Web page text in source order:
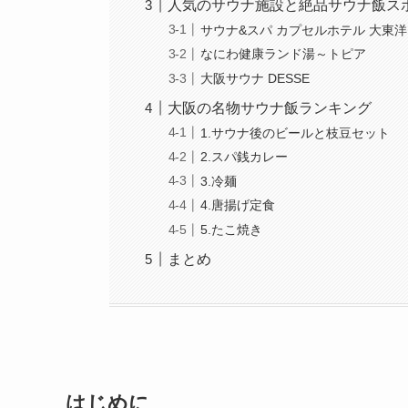
人気のサウナ施設と絶品サウナ飯ス
サウナ&スパ カプセルホテル 大東洋
なにわ健康ランド湯～トピア
大阪サウナ DESSE
大阪の名物サウナ飯ランキング
1.サウナ後のビールと枝豆セット
2.スパ銭カレー
3.冷麺
4.唐揚げ定食
5.たこ焼き
まとめ
はじめに